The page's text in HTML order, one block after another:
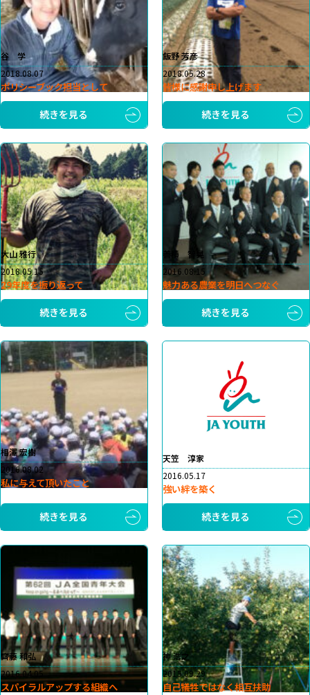
谷 学
2018.08.07
ポリシーブック担当として
続きを見る
飯野 芳彦
2018.05.28
皆様に感謝申し上げます
続きを見る
大山 雅行
2018.05.15
29年度を振り返って
続きを見る
善積 智晃
2016.08.15
魅力ある農業を明日へつなぐ
続きを見る
相澤 宏樹
2016.08.02
私に与えて頂いたこと
続きを見る
天笠 淳家
2016.05.17
強い絆を築く
続きを見る
齊藤 和弘
2016.04.05
スパイラルアップする組織へ
神 浩之
2015.09.29
自己犠牲ではなく相互扶助